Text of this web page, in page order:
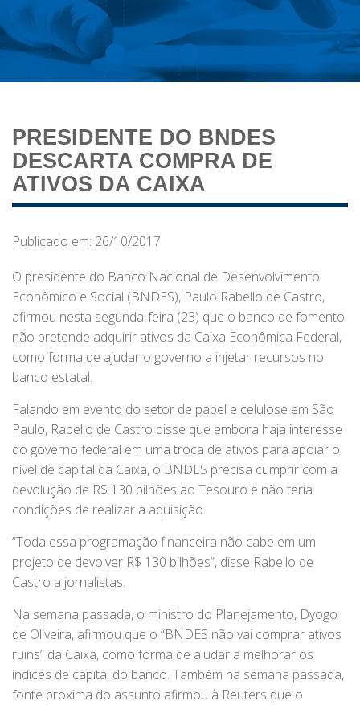
PRESIDENTE DO BNDES
DESCARTA COMPRA DE
ATIVOS DA CAIXA
Publicado em: 26/10/2017
O presidente do Banco Nacional de Desenvolvimento
Econômico e Social (BNDES), Paulo Rabello de Castro,
afirmou nesta segunda-feira (23) que o banco de fomento
não pretende adquirir ativos da Caixa Econômica Federal,
como forma de ajudar o governo a injetar recursos no
banco estatal.
Falando em evento do setor de papel e celulose em São
Paulo, Rabello de Castro disse que embora haja interesse
do governo federal em uma troca de ativos para apoiar o
nível de capital da Caixa, o BNDES precisa cumprir com a
devolução de R$ 130 bilhões ao Tesouro e não teria
condições de realizar a aquisição.
“Toda essa programação financeira não cabe em um
projeto de devolver R$ 130 bilhões”, disse Rabello de
Castro a jornalistas.
Na semana passada, o ministro do Planejamento, Dyogo
de Oliveira, afirmou que o “BNDES não vai comprar ativos
ruins” da Caixa, como forma de ajudar a melhorar os
índices de capital do banco. Também na semana passada,
fonte próxima do assunto afirmou à Reuters que o